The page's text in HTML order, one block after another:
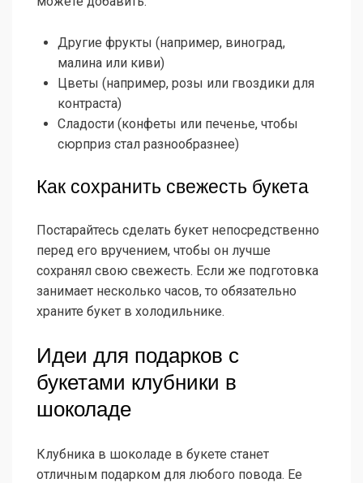
Другие фрукты (например, виноград,
малина или киви)
Цветы (например, розы или гвоздики для
контраста)
Сладости (конфеты или печенье, чтобы
сюрприз стал разнообразнее)
Как сохранить свежесть букета
Постарайтесь сделать букет непосредственно
перед его вручением, чтобы он лучше
сохранял свою свежесть. Если же подготовка
занимает несколько часов, то обязательно
храните букет в холодильнике.
Идеи для подарков с
букетами клубники в
шоколаде
Клубника в шоколаде в букете станет
отличным подарком для любого повода. Ее